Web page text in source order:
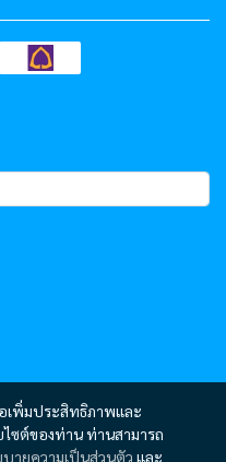
เพิ่มประสิทธิภาพและ
ซต์ของท่าน ท่านสามารถ
บายความเป็นส่วนตัว และ